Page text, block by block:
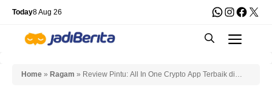
Skip
content
Today8 Aug 26 WhatsApp
X
Home » Ragam » Review Pintu: All In One Crypto App Terbaik di